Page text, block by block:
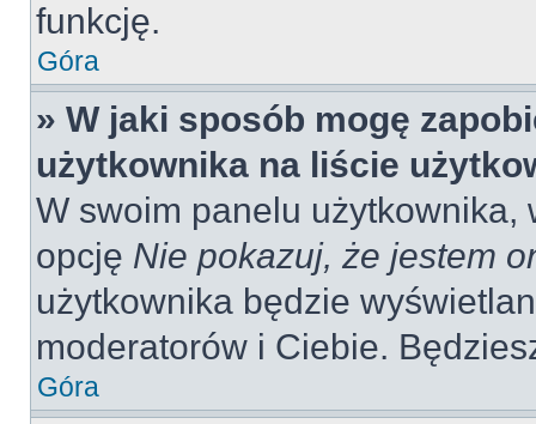
funkcję.
Góra
» W jaki sposób mogę
użytkownika na liście
W swoim panelu użytkownika,
opcję Nie pokazuj, że jestem
użytkownika będzie
moderatorów i Ciebie.
Góra